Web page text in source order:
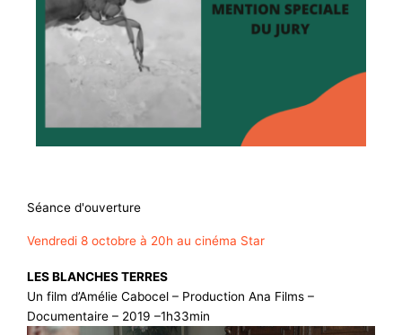
Séance d'ouverture
Vendredi 8 octobre à 20h au cinéma Star
LES BLANCHES TERRES
Un film d’Amélie Cabocel – Production Ana Films –
Documentaire – 2019 –1h33min